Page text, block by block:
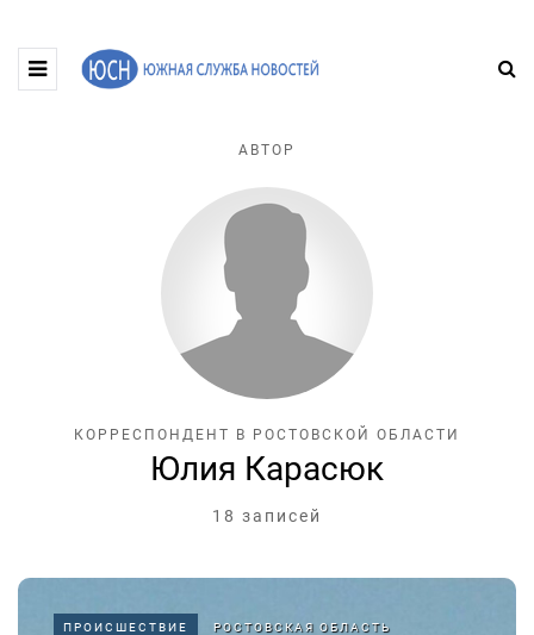
АВТОР
КОРРЕСПОНДЕНТ В РОСТОВСКОЙ ОБЛАСТИ
Юлия Карасюк
18 записей
ПРОИСШЕСТВИЕ РОСТОВСКАЯ ОБЛАСТЬ